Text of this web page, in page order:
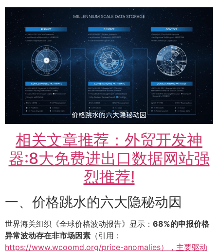
相关文章推荐：外贸开发神
器:8大免费进出口数据网站强
烈推荐!
一、价格跳水的六大隐秘动因
世界海关组织《全球价格波动报告》显示： 68%的申报价格
异常波动存在非市场因素 （引用：
https://www.wcoomd.org/price-anomalies），主要驱动